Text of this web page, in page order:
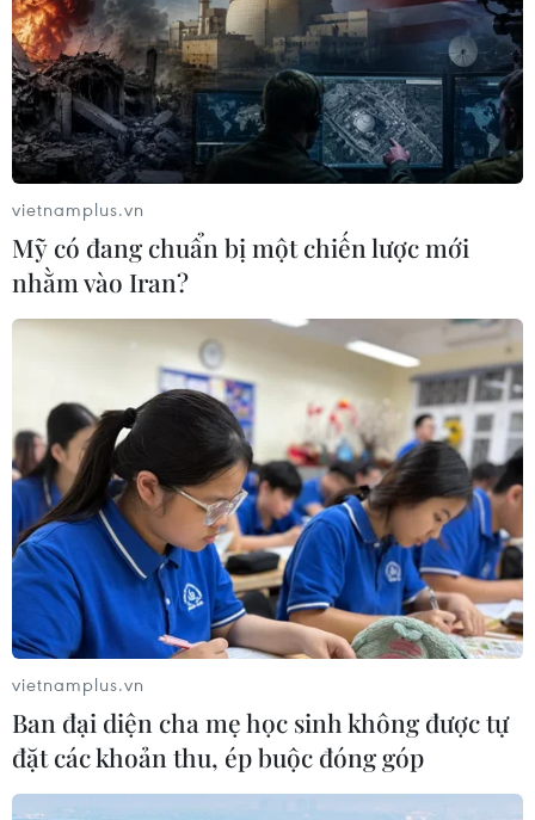
vietnamplus.vn
Mỹ có đang chuẩn bị một chiến lược mới
nhằm vào Iran?
vietnamplus.vn
Ban đại diện cha mẹ học sinh không được tự
đặt các khoản thu, ép buộc đóng góp